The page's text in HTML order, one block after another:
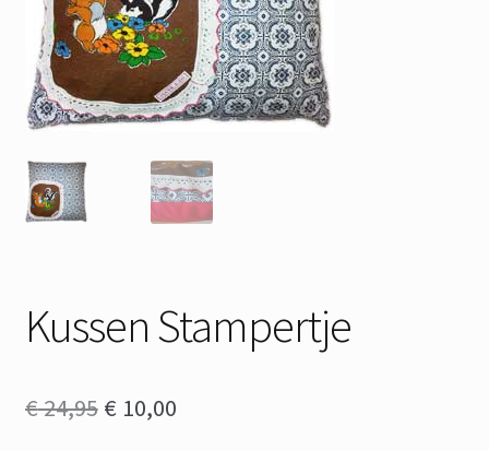
Kussen Stampertje
€24,95 Oorspronkelijke
€ 10,00Huidige